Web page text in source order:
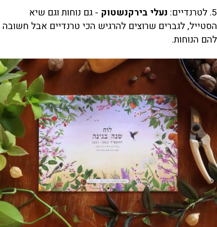
5. לטרנדיים: נעלי בירקנשטוק - גם נוחות וגם שיא
הסטייל, לגברים שרוצים להרגיש הכי טרנדיים אבל חשובה
להם הנוחות.